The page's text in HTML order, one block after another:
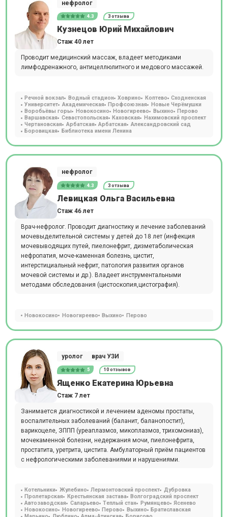
нефролог
4.3 3 отзыва
Кузнецов Юрий Михайлович
Стаж 40 лет
Проводит медицинский массаж, владеет методиками
лимфодренажного, антицеллюлитного и медового массажей.
Речной вокзал Водный стадион Ховрино Коптево
Сходненская
Университет
Академическая Профсоюзная
Новые Черёмушки
Воробьёвы горы
Новокосино Новогиреево Выхино
Перово
Варшавская
Севастопольская Каховская
Нахимовский проспект
Чертановская
Арбатская Арбатская
Александровский сад
Боровицкая
Библиотека имени Ленина
нефролог
4.3 3 отзыва
Левицкая Ольга Васильевна
Стаж 46 лет
Врач-нефролог. Проводит диагностику и лечение заболеваний
мочевыделительной системы у детей до 18 лет (инфекция
мочевыводящих путей, пиелонефрит, дизметаболическая
нефропатия, моче-каменная болезнь, цистит,
интерстициальный нефрит, патология развития органов
мочевой системы и др.). Владеет инструментальными
методами обследования (цистоскопия,цистография).
Новокосино Новогиреево Выхино Перово
уролог врач УЗИ
5 10 отзывов
Ященко Екатерина Юрьевна
Стаж 7 лет
Занимается диагностикой и лечением аденомы простаты,
воспалительных заболеваний (баланит, баланопостит),
варикоцеле, ЗППП (уреаплазмоз, микоплазмоз, трихомониаз),
мочекаменной болезни, недержания мочи, пиелонефрита,
простатита, уретрита, цистита. Амбулаторный приём пациентов
с нефрологическими заболеваниями и нарушениями.
Котельники Жулебино Лермонтовский проспект
Дубровка
Пролетарская
Крестьянская застава
Волгоградский проспект
Автозаводская
Саларьево Теплый стан Румянцево
Ясенево
Новокосино
Новогиреево Перово Выхино
Братиславская